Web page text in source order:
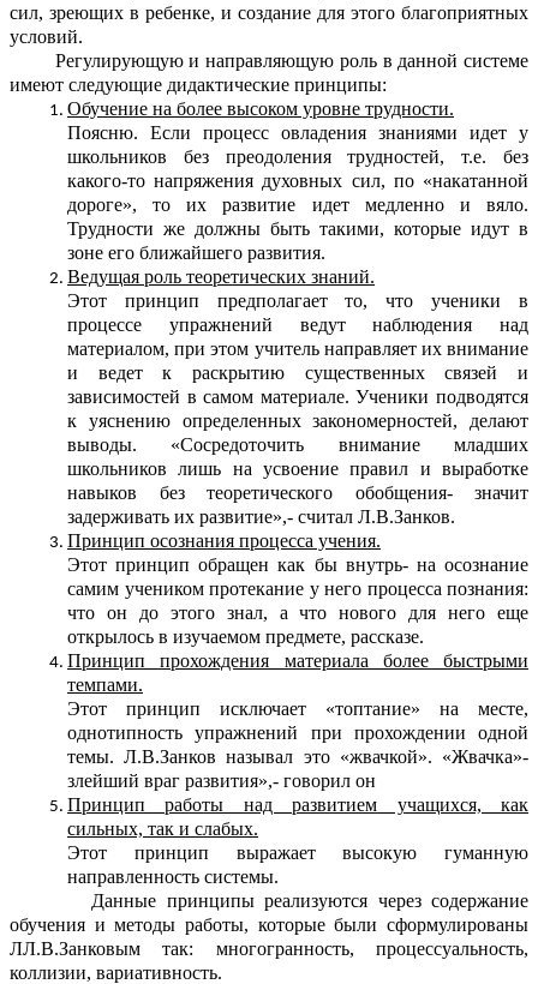
сил, зреющих в ребенке, и создание для этого благоприятных
условий.
Регулирующую и направляющую роль в данной системе
имеют следующие дидактические принципы:
Обучение на более высоком уровне трудности.
Поясню. Если процесс овладения знаниями идет у
школьников без преодоления трудностей, т.е. без
какого-то напряжения духовных сил, по «накатанной
дороге», то их развитие идет медленно и вяло.
Трудности же должны быть такими, которые идут в
зоне его ближайшего развития.
Ведущая роль теоретических знаний.
Этот принцип предполагает то, что ученики в
процессе упражнений ведут наблюдения над
материалом, при этом учитель направляет их внимание
и ведет к раскрытию существенных связей и
зависимостей в самом материале. Ученики подводятся
к уяснению определенных закономерностей, делают
выводы. «Сосредоточить внимание младших
школьников лишь на усвоение правил и выработке
навыков без теоретического обобщения- значит
задерживать их развитие»,- считал Л.В.Занков.
Принцип осознания процесса учения.
Этот принцип обращен как бы внутрь- на осознание
самим учеником протекание у него процесса познания:
что он до этого знал, а что нового для него еще
открылось в изучаемом предмете, рассказе.
Принцип прохождения материала более быстрыми
темпами.
Этот принцип исключает «топтание» на месте,
однотипность упражнений при прохождении одной
темы. Л.В.Занков называл это «жвачкой». «Жвачка»-
злейший враг развития»,- говорил он
Принцип работы над развитием учащихся, как
сильных, так и слабых.
Этот принцип выражает высокую гуманную
направленность системы.
Данные принципы реализуются через содержание
обучения и методы работы, которые были сформулированы
ЛЛ.В.Занковым так: многогранность, процессуальность,
коллизии, вариативность.